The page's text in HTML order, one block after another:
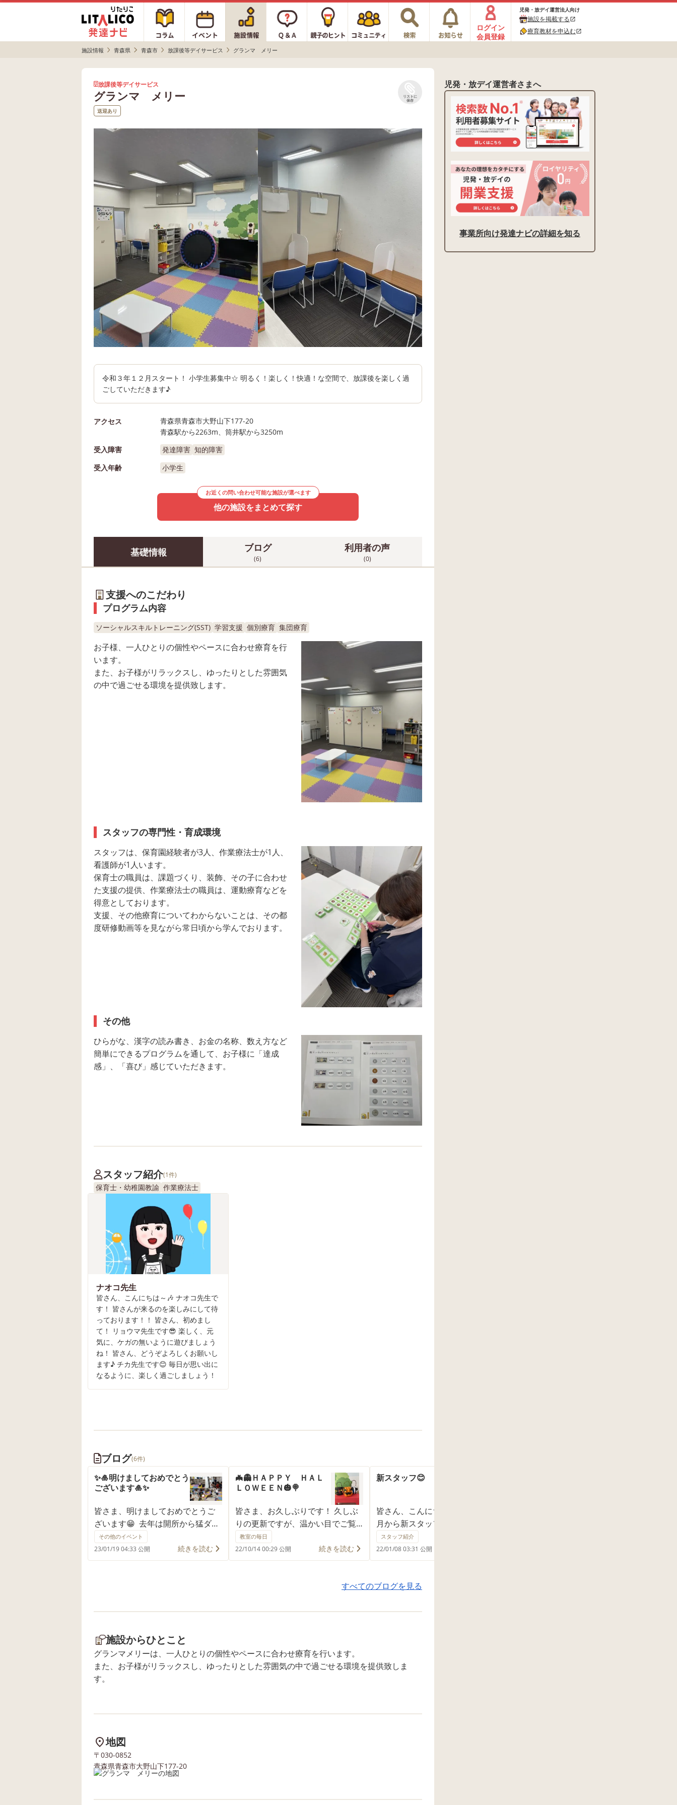
ログイン
会員登録
児発・放デイ運営法人向け
施設を掲載するopen_in_new
療育教材を申込むopen_in_new
施設情報 青森県 青森市 放課後等デイサービス グランマ メリー
放課後等デイサービス
グランマ メリー
リストに
保存
送迎あり
令和３年１２月スタート！ 小学生募集中☆ 明るく！楽しく！快適！な空間で、放課後を楽しく過
ごしていただきます♪
アクセス
青森県青森市大野山下177-20
青森駅から2263m、筒井駅から3250m
受入障害
発達障害 知的障害
受入年齢
小学生
お近くの問い合わせ可能な施設が選べます
他の施設をまとめて探す
基礎情報 ブログ
(6)
利用者の声
(0)
支援へのこだわり
プログラム内容
ソーシャルスキルトレーニング(SST) 学習支援 個別療育 集団療育
お子様、一人ひとりの個性やペースに合わせ療育を行
います。
また、お子様がリラックスし、ゆったりとした雰囲気
の中で過ごせる環境を提供致します。
スタッフの専門性・育成環境
スタッフは、保育園経験者が3人、作業療法士が1人、
看護師が1人います。
保育士の職員は、課題づくり、装飾、その子に合わせ
た支援の提供、作業療法士の職員は、運動療育などを
得意としております。
支援、その他療育についてわからないことは、その都
度研修動画等を見ながら常日頃から学んでおります。
その他
ひらがな、漢字の読み書き、お金の名称、数え方など
簡単にできるプログラムを通して、お子様に「達成
感」、「喜び」感じていただきます。
スタッフ紹介(1件)
保育士・幼稚園教諭 作業療法士
ナオコ先生
皆さん、こんにちは～🎶 ナオコ先生で
す！ 皆さんが来るのを楽しみにして待
っております！！ 皆さん、初めまし
て！ リョウマ先生です😎 楽しく、元
気に、ケガの無いように遊びましょう
ね！ 皆さん、どうぞよろしくお願いし
ます♪ チカ先生です😊 毎日が思い出に
なるように、楽しく過ごしましょう！
ブログ(6件)
✨🎍明けましておめでとう
ございます🎍✨
皆さま、明けましておめでとうご
ざいます😁 去年は開所から猛ダッ
シュで、バタバタして、皆様のお
かげで良い意味で忙しい年を過ご
させていただきました😍 誠にあり
為、正月遊び「福笑い」などをし
の中に、小さな楽しみが1つあるだ
けでも その１日を幸せに感じるこ
とができますね👍 去年１年を振り
返り、職員が思ったことでした😊
る年にしたいと思っております😚
い致します😌
その他のイベント
23/01/19 04:33 公開 続きを読む
🦇👻ＨＡＰＰＹ ＨＡＬ
ＬＯＷＥＥＮ🎃🍭
皆さま、お久しぶりです！ 久しぶ
りの更新ですが、温かい目でご覧
になって行ってください😭 頻繁に
ブログにのせるようにしますの
で、皆様何卒、宜しくお願い致し
ということで、子どもたちが製作
いるのは…ジャックオランタン
う作品を作っていて、見ていてと
ても楽しくなってきます👻 みんな
教室の毎日
22/10/14 00:29 公開 続きを読む
新スタッフ😊
皆さん、こんにちは🙂 この度、１
月から新スタッフが入社いたしま
した！！ 作業療法士の資格を持っ
てます😍 今年からは個別支援へも
力を入れていこうと 思っておりま
スタッフ紹介
22/01/08 03:31 公開
すべてのブログを見る
施設からひとこと
グランマメリーは、一人ひとりの個性やペースに合わせ療育を行います。
また、お子様がリラックスし、ゆったりとした雰囲気の中で過ごせる環境を提供致しま
す。
地図
〒030-0852
青森県青森市大野山下177-20
児発・放デイ運営者さまへ
事業所向け発達ナビの詳細を知る